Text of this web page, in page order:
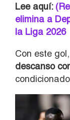
Lee aquí:
elimina a
la Liga 2026
Con este gol,
descanso